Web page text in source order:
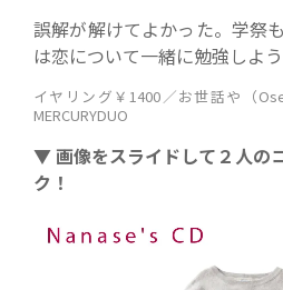
誤解が解けてよかった。学祭
は恋について一緒に勉強しよ
イヤリング￥1400／お世話や（
MERCURYDUO
▼ 画像をスライドして２人の
ク！